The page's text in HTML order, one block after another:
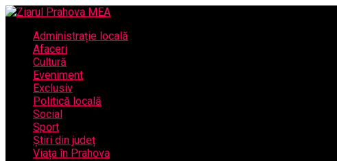
Administrație locală
Afaceri
Cultură
Eveniment
Exclusiv
Politică locală
Social
Sport
Știri din județ
Viața în Prahova